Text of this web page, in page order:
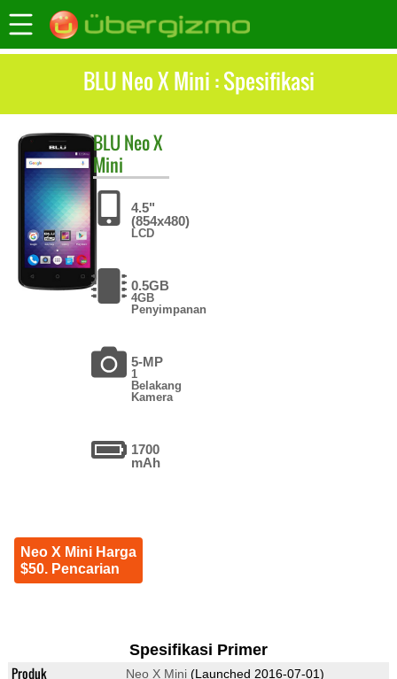
BLU Neo X Mini : Spesifikasi
BLUNeo X
Mini
4.5"
(854x480)
LCD
0.5GB
4GB
Penyimpanan
5-MP
1
Belakang
Kamera
1700
mAh
Neo X Mini Harga
$50. Pencarian
Spesifikasi Primer
Produk Neo X Mini(Launched 2016-07-01)